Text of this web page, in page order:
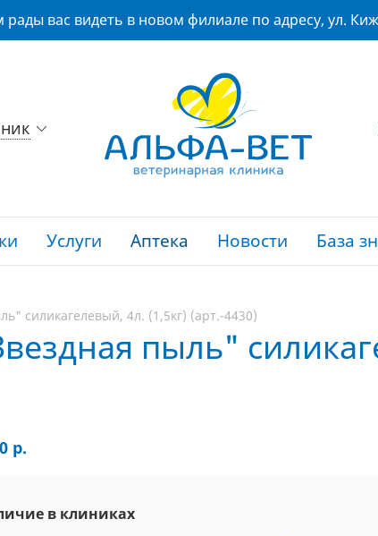
рады вас видеть в новом филиале по адресу, ул.
Услуги Аптека Новости База
силикагелевый, 4л. (1,5кг) (арт.-4430)
пыль"
р.
в клиниках